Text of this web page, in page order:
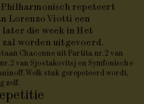
repeteert
Lorenzo Viotti een
die week in Het
worden uitgevoerd.
Chaconne uit Partita nr. 2van
2van Sjostakovitsj en Symfonische
Welk stuk gerepeteerd wordt,
zelf.